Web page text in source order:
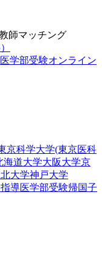
師マッチング
医学部受験オンライン
京科学大学(東京医科
海道大学大阪大学京
大学神戸大学
導医学部受験帰国子